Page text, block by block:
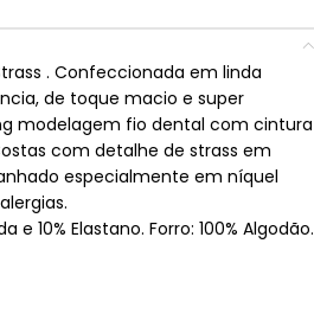
. Confeccionada em linda
de toque macio e super
modelagem fio dental com cintura
com detalhe de strass em
especialmente em níquel
e 10% Elastano. Forro: 100% Algodão.